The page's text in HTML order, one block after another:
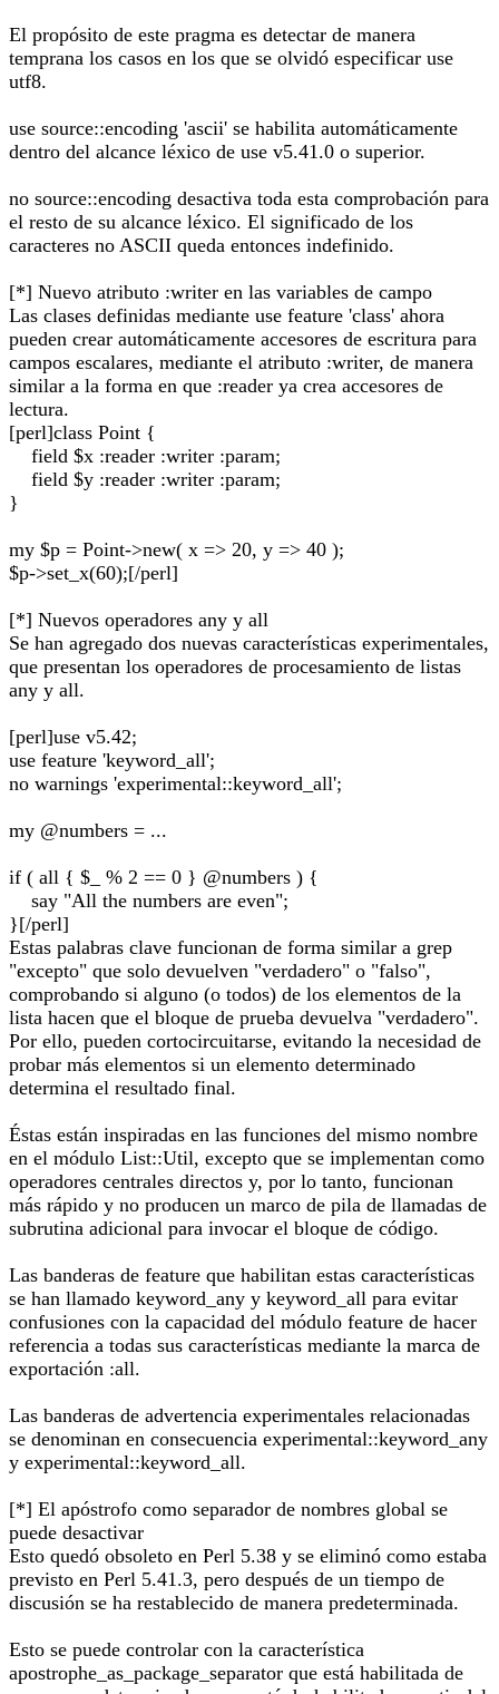
El propósito de este pragma es detectar de manera
temprana los casos en los que se olvidó especificar use
utf8.
use source::encoding 'ascii' se habilita automáticamente
dentro del alcance léxico de use v5.41.0 o superior.
no source::encoding desactiva toda esta comprobación para
el resto de su alcance léxico. El significado de los
caracteres no ASCII queda entonces indefinido.
[*] Nuevo atributo :writer en las variables de campo
Las clases definidas mediante use feature 'class' ahora
pueden crear automáticamente accesores de escritura para
campos escalares, mediante el atributo :writer, de manera
similar a la forma en que :reader ya crea accesores de
lectura.
[perl]class Point {
field $x :reader :writer :param;
field $y :reader :writer :param;
}
my $p = Point->new( x => 20, y => 40 );
$p->set_x(60);[/perl]
[*] Nuevos operadores any y all
Se han agregado dos nuevas características experimentales,
que presentan los operadores de procesamiento de listas
any y all.
[perl]use v5.42;
use feature 'keyword_all';
no warnings 'experimental::keyword_all';
my @numbers = ...
if ( all { $_ % 2 == 0 } @numbers ) {
say "All the numbers are even";
}[/perl]
Estas palabras clave funcionan de forma similar a grep
"excepto" que solo devuelven "verdadero" o "falso",
comprobando si alguno (o todos) de los elementos de la
lista hacen que el bloque de prueba devuelva "verdadero".
Por ello, pueden cortocircuitarse, evitando la necesidad de
probar más elementos si un elemento determinado
determina el resultado final.
Éstas están inspiradas en las funciones del mismo nombre
en el módulo List::Util, excepto que se implementan como
operadores centrales directos y, por lo tanto, funcionan
más rápido y no producen un marco de pila de llamadas de
subrutina adicional para invocar el bloque de código.
Las banderas de feature que habilitan estas características
se han llamado keyword_any y keyword_all para evitar
confusiones con la capacidad del módulo feature de hacer
referencia a todas sus características mediante la marca de
exportación :all.
Las banderas de advertencia experimentales relacionadas
se denominan en consecuencia experimental::keyword_any
y experimental::keyword_all.
[*] El apóstrofo como separador de nombres global se
puede desactivar
Esto quedó obsoleto en Perl 5.38 y se eliminó como estaba
previsto en Perl 5.41.3, pero después de un tiempo de
discusión se ha restablecido de manera predeterminada.
Esto se puede controlar con la característica
apostrophe_as_package_separator que está habilitada de